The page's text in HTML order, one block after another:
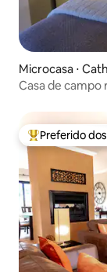
Microcasa ⋅
Casa de
Entre os
Preferido